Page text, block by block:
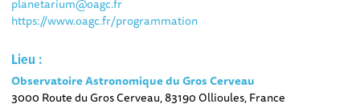
planetarium@oagc.fr
https://www.oagc.fr/programmation
Lieu :
Observatoire Astronomique du Gros Cerveau
3000 Route du Gros Cerveau, 83190 Ollioules, France